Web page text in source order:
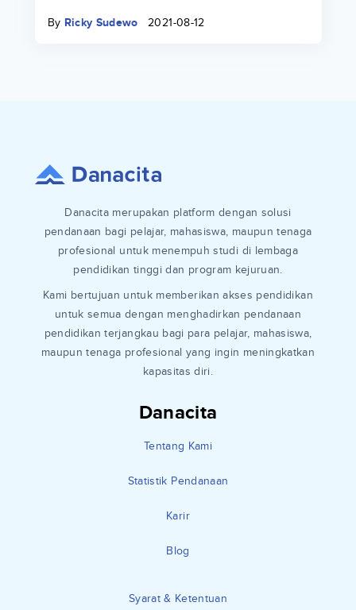
By Ricky Sudewo 2021-08-12
Danacita
Tentang Kami
Statistik Pendanaan
Karir
Blog
Syarat & Ketentuan
Danacita merupakan platform dengan solusi
pendanaan bagi pelajar, mahasiswa, maupun tenaga
profesional untuk menempuh studi di lembaga
pendidikan tinggi dan program kejuruan.
Kami bertujuan untuk memberikan akses pendidikan
untuk semua dengan menghadirkan pendanaan
pendidikan terjangkau bagi para pelajar, mahasiswa,
maupun tenaga profesional yang ingin meningkatkan
kapasitas diri.